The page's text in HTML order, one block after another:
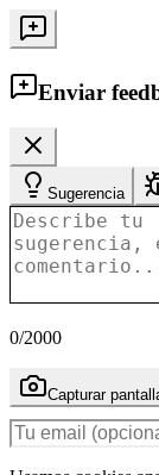
Enviar
Sugerencia
0/2000
Capturar